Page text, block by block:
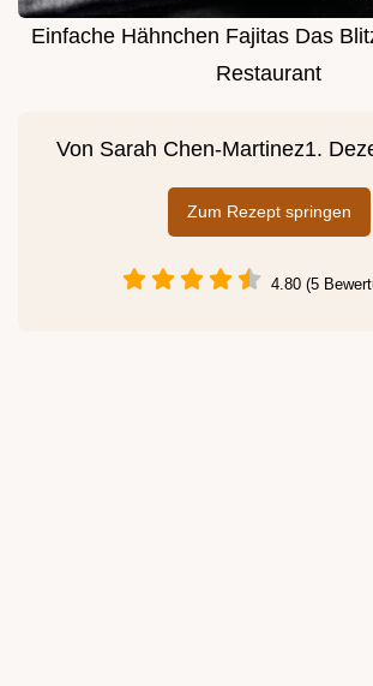
Einfache Hähnchen Fajitas Das
Restaurant
Von Sarah Chen-Martinez1.
Zum Rezept springen
4.80 (5